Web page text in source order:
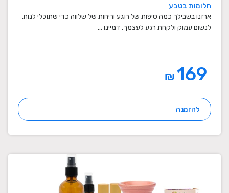
חלומות בטבע
ארזנו בשבילך כמה טיפות של רוגע וריחות של שלווה כדי שתוכלי לנוח,
לנשום עמוק ולקחת רגע לעצמך. דמיינו ...
₪
להזמנה